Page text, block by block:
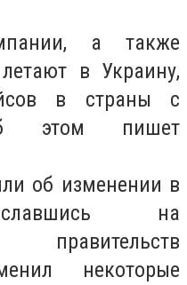
а также
в Украину,
в страны с
этом пишет
об изменении в
на
некоторые